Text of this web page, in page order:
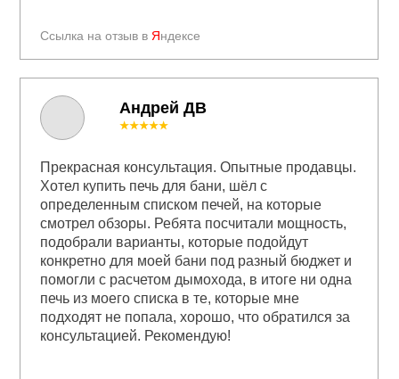
Ссылка на отзыв в Яндексе
Андрей ДВ
★★★★★
Прекрасная консультация. Опытные продавцы.
Хотел купить печь для бани, шёл с
определенным списком печей, на которые
смотрел обзоры. Ребята посчитали мощность,
подобрали варианты, которые подойдут
конкретно для моей бани под разный бюджет и
помогли с расчетом дымохода, в итоге ни одна
печь из моего списка в те, которые мне
подходят не попала, хорошо, что обратился за
консультацией. Рекомендую!